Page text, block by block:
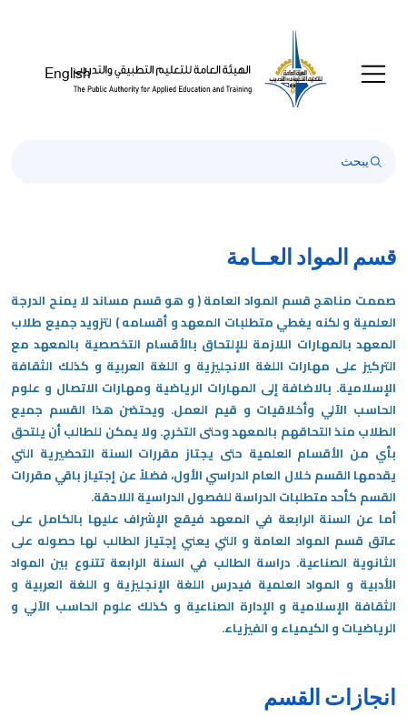
English
قسم المواد العــامة
صممت مناهج قسم المواد العامة ( و هو قسم مساند لا يمنح الدرجة
العلمية و لكنه يغطي متطلبات المعهد و أقسامه ) لتزويد جميع طلاب
المعهد بالمهارات اللازمة للإلتحاق بالأقسام التخصصية بالمعهد مع
التركيز على مهارات اللغة الانجليزية و اللغة العربية و كذلك الثقافة
الإسلامية. بالاضافة إلى المهارات الرياضية ومهارات الاتصال و علوم
الحاسب الآلي وأخلاقيات و قيم العمل. ويحتضن هذا القسم جميع
الطلاب منذ التحاقهم بالمعهد وحتى التخرج. ولا يمكن للطالب أن يلتحق
بأي من الأقسام العلمية حتى يجتاز مقررات السنة التحضيرية التي
يقدمها القسم خلال العام الدراسي الأول، فضلاً عن إجتياز باقي مقررات
القسم كأحد متطلبات الدراسة للفصول الدراسية اللاحقة.
أما عن السنة الرابعة في المعهد فيقع الإشراف عليها بالكامل على
عاتق قسم المواد العامة و التي يعني إجتياز الطالب لها حصوله على
الثانوية الصناعية. دراسة الطالب في السنة الرابعة تتنوع بين المواد
الأدبية و المواد العلمية فيدرس اللغة الإنجليزية و اللغة العربية و
الثقافة الإسلامية و الإدارة الصناعية و كذلك علوم الحاسب الآلي و
الرياضيات و الكيمياء و الفيزياء.
انجازات القسم